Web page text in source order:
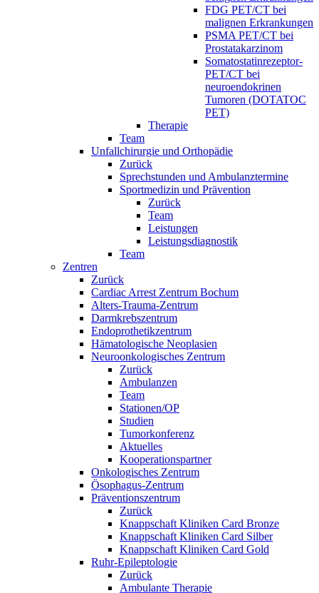
FDG PET/CT bei
malignen Erkrankungen
PSMA PET/CT bei
Prostatakarzinom
Somatostatinrezeptor-
PET/CT bei
neuroendokrinen
Tumoren (DOTATOC
PET)
Therapie
Team
Unfallchirurgie und Orthopädie
Zurück
Sprechstunden und Ambulanztermine
Sportmedizin und Prävention
Zurück
Team
Leistungen
Leistungsdiagnostik
Team
Zentren
Zurück
Cardiac Arrest Zentrum Bochum
Alters-Trauma-Zentrum
Darmkrebszentrum
Endoprothetikzentrum
Hämatologische Neoplasien
Neuroonkologisches Zentrum
Zurück
Ambulanzen
Team
Stationen/OP
Studien
Tumorkonferenz
Aktuelles
Kooperationspartner
Onkologisches Zentrum
Ösophagus-Zentrum
Präventionszentrum
Zurück
Knappschaft Kliniken Card Bronze
Knappschaft Kliniken Card Silber
Knappschaft Kliniken Card Gold
Ruhr-Epileptologie
Zurück
Ambulante Therapie